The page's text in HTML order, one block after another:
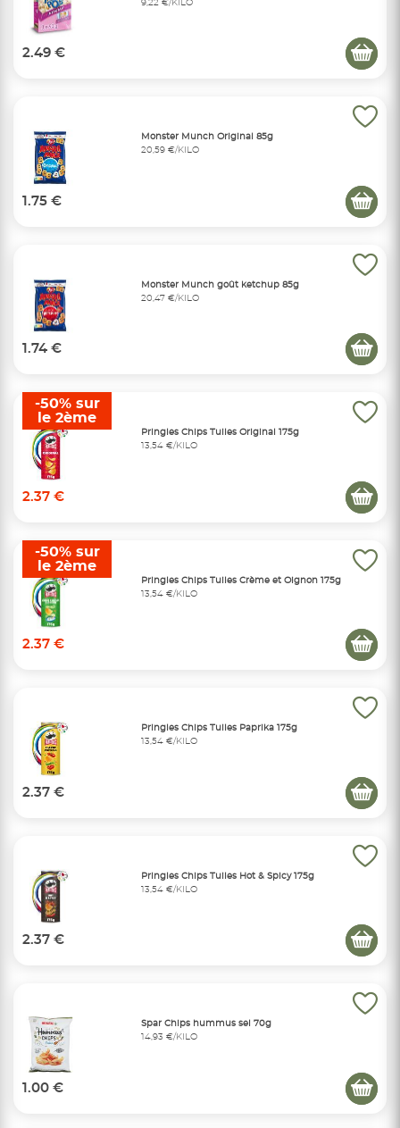
9,22 €/KILO
2.49 €
Monster Munch Original 85g
20,59 €/KILO
1.75 €
Monster Munch goût ketchup 85g
20,47 €/KILO
1.74 €
Pringles Chips Tuiles Original 175g
13,54 €/KILO
2.37 €
-50% sur
le 2ème
Pringles Chips Tuiles Crème et Oignon 175g
13,54 €/KILO
2.37 €
-50% sur
le 2ème
Pringles Chips Tuiles Paprika 175g
13,54 €/KILO
2.37 €
Pringles Chips Tuiles Hot & Spicy 175g
13,54 €/KILO
2.37 €
Spar Chips hummus sel 70g
14,93 €/KILO
1.00 €